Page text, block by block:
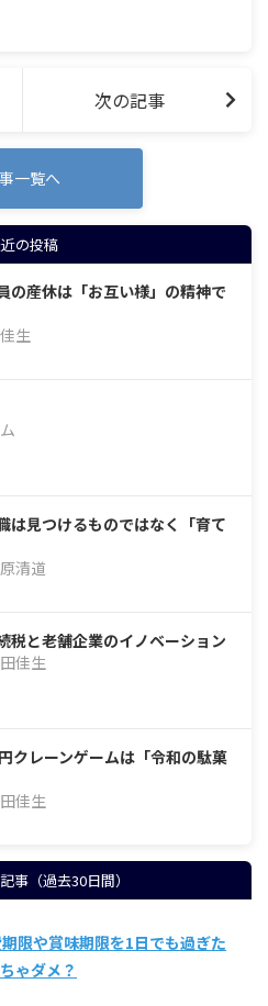
次の記事
一覧へ
の投稿
産休は「お互い様」の精神で
生
見つけるものではなく「育て
清道
と老舗企業のイノベーション
佳生
レーンゲームは「令和の駄菓
佳生
事（過去30日間）
限や賞味期限を1日でも過ぎた
ゃダメ？